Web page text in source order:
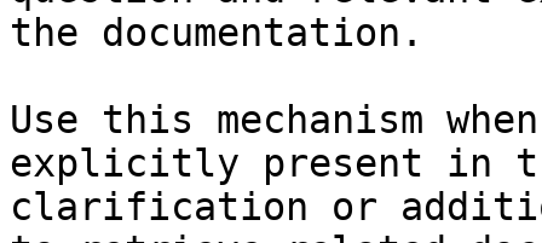
the documentation.
Use this mechanism
explicitly present in
clarification or